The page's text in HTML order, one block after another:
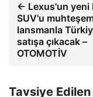
← Lexus'un yeni
SUV'u
lansmanla
satışa çıkacak –
OTOMOTİV
Tavsiye